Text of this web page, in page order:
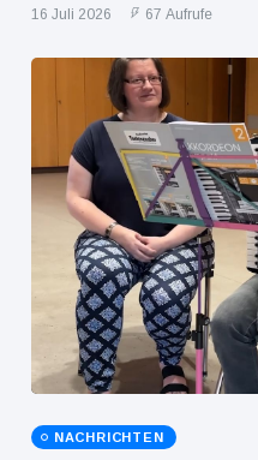
16 Juli 2026 67 Aufrufe
NACHRICHTEN